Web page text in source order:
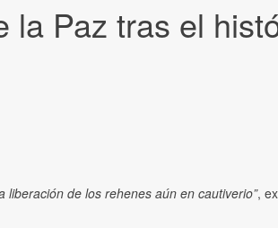
Paz tras el
de los rehenes aún en cautiverio”,